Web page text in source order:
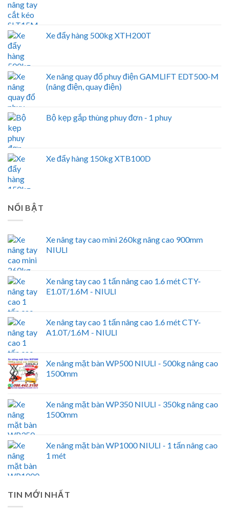
Xe đẩy hàng 500kg XTH200T
Xe nâng quay đổ phuy điện GAMLIFT EDT500-M
(nâng điện, quay điện)
Bộ kẹp gắp thùng phuy đơn - 1 phuy
Xe đẩy hàng 150kg XTB100D
NỔI BẬT
Xe nâng tay cao mini 260kg nâng cao 900mm
NIULI
Xe nâng tay cao 1 tấn nâng cao 1.6 mét CTY-
E1.0T/1.6M - NIULI
Xe nâng tay cao 1 tấn nâng cao 1.6 mét CTY-
A1.0T/1.6M - NIULI
Xe nâng mặt bàn WP500 NIULI - 500kg nâng cao
1500mm
Xe nâng mặt bàn WP350 NIULI - 350kg nâng cao
1500mm
Xe nâng mặt bàn WP1000 NIULI - 1 tấn nâng cao
1 mét
TIN MỚI NHẤT